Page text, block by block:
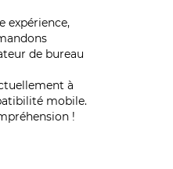
expérience,
de bureau
à
mobile.
!